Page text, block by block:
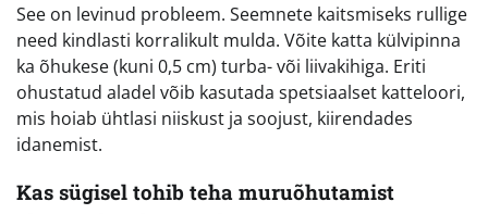
See on levinud probleem. Seemnete kaitsmiseks rullige
need kindlasti korralikult mulda. Võite katta külvipinna
ka õhukese (kuni 0,5 cm) turba- või liivakihiga. Eriti
ohustatud aladel võib kasutada spetsiaalset katteloori,
mis hoiab ühtlasi niiskust ja soojust, kiirendades
idanemist.
Kas sügisel tohib teha muruõhutamist